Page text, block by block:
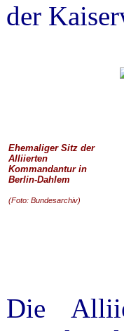
der
Ehemaliger Sitz der
Alliierten
Kommandantur in
Berlin-Dahlem
(Foto: Bundesarchiv)
Die